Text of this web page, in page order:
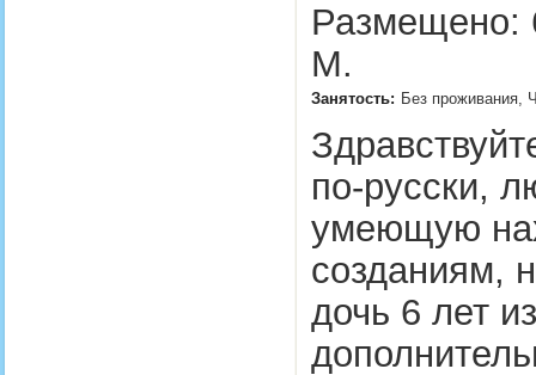
Размещено:
М.
Занятость: Без проживания,
по-русски,
умеющую
созданиям,
дочь 6 лет